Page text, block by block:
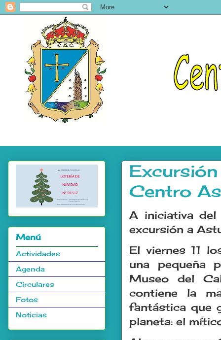
Centro
A iniciativa
excursión a
El viernes 11
una pequeña
Museo del
contiene la
fantástica que
planeta: el
Menú
Actividades
Agenda
Circulares
Fotos
Noticias